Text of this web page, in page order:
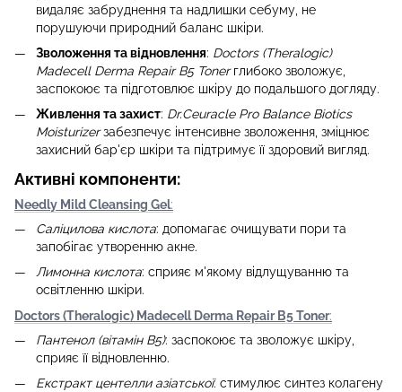
видаляє забруднення та надлишки себуму, не
порушуючи природний баланс шкіри.
Зволоження та відновлення: Doctors (Theralogic)
Madecell Derma Repair B5 Tonerглибоко зволожує,
заспокоює та підготовлює шкіру до подальшого догляду.
Живлення та захист: Dr.Ceuracle Pro Balance Biotics
Moisturizerзабезпечує інтенсивне зволоження, зміцнює
захисний бар'єр шкіри та підтримує її здоровий вигляд.
Активні компоненти:
Needly Mild Cleansing Gel:
Саліцилова кислота: допомагає очищувати пори та
запобігає утворенню акне.
Лимонна кислота: сприяє м'якому відлущуванню та
освітленню шкіри.
Doctors (Theralogic) Madecell Derma Repair B5 Toner:
Пантенол (вітамін B5): заспокоює та зволожує шкіру,
сприяє її відновленню.
Екстракт центелли азіатської: стимулює синтез колагену